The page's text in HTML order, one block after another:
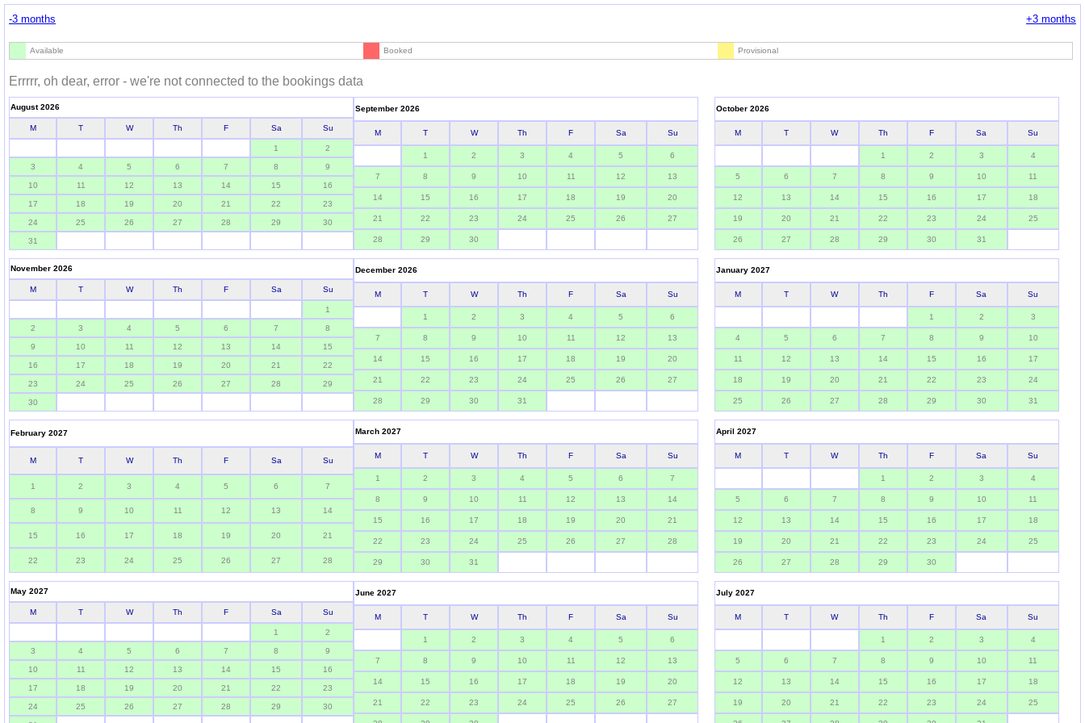
-3 months +3 months
Available Booked Provisional
Errrrr, oh dear, error - we're not connected to the bookings data
August 2026
M T W Th F Sa Su
1 2
3 4 5 6 7 8 9
10 11 12 13 14 15 16
17 18 19 20 21 22 23
24 25 26 27 28 29 30
31
September 2026
M T W Th F Sa Su
1 2 3 4 5 6
7 8 9 10 11 12 13
14 15 16 17 18 19 20
21 22 23 24 25 26 27
28 29 30
October 2026
M T W Th F Sa Su
1 2 3 4
5 6 7 8 9 10 11
12 13 14 15 16 17 18
19 20 21 22 23 24 25
26 27 28 29 30 31
November 2026
M T W Th F Sa Su
1
2 3 4 5 6 7 8
9 10 11 12 13 14 15
16 17 18 19 20 21 22
23 24 25 26 27 28 29
30
December 2026
M T W Th F Sa Su
1 2 3 4 5 6
7 8 9 10 11 12 13
14 15 16 17 18 19 20
21 22 23 24 25 26 27
28 29 30 31
January 2027
M T W Th F Sa Su
1 2 3
4 5 6 7 8 9 10
11 12 13 14 15 16 17
18 19 20 21 22 23 24
25 26 27 28 29 30 31
February 2027
M T W Th F Sa Su
1 2 3 4 5 6 7
8 9 10 11 12 13 14
15 16 17 18 19 20 21
22 23 24 25 26 27 28
March 2027
M T W Th F Sa Su
1 2 3 4 5 6 7
8 9 10 11 12 13 14
15 16 17 18 19 20 21
22 23 24 25 26 27 28
29 30 31
April 2027
M T W Th F Sa Su
1 2 3 4
5 6 7 8 9 10 11
12 13 14 15 16 17 18
19 20 21 22 23 24 25
26 27 28 29 30
May 2027
M T W Th F Sa Su
1 2
3 4 5 6 7 8 9
10 11 12 13 14 15 16
17 18 19 20 21 22 23
24 25 26 27 28 29 30
June 2027
M T W Th F Sa Su
1 2 3 4 5 6
7 8 9 10 11 12 13
14 15 16 17 18 19 20
21 22 23 24 25 26 27
July 2027
M T W Th F Sa Su
1 2 3 4
5 6 7 8 9 10 11
12 13 14 15 16 17 18
19 20 21 22 23 24 25